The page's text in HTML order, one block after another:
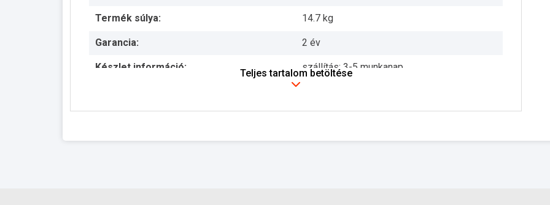
Termék súlya: 14.7 kg
Garancia: 2 év
Készlet információ: szállítás: 3-5 munkanap
Teljes tartalom betöltése